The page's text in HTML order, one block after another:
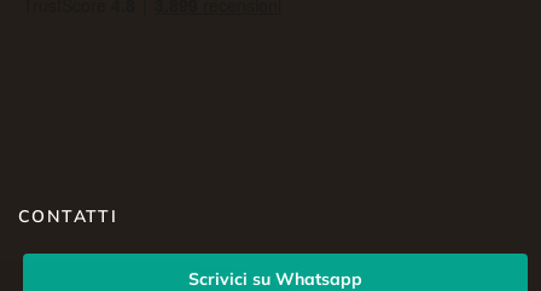
CONTATTI
Scrivici su Whatsapp